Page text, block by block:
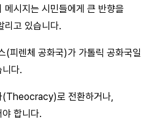
메시지는 시민들에게 큰 반향을
리고 있습니다.
(피렌체 공화국)가 가톨릭 공화국일
다.
(Theocracy)로 전환하거나,
합니다.